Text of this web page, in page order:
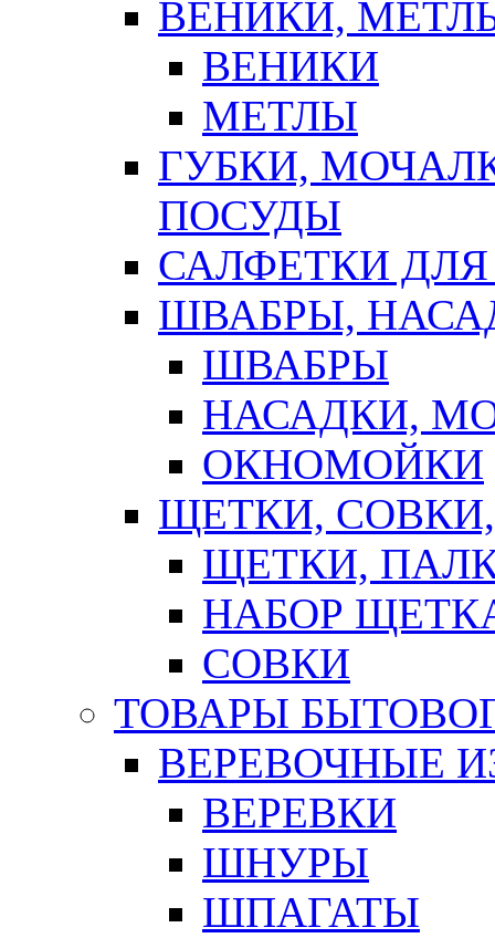
ВЕНИКИ,
ВЕНИКИ
МЕТЛЫ
ГУБКИ,
ПОСУДЫ
САЛФЕТКИ
ШВАБРЫ,
ШВАБРЫ
НАСАДКИ,
ОКНОМОЙКИ
ЩЕТКИ,
ЩЕТКИ,
НАБОР
СОВКИ
ТОВАРЫ
ВЕРЕВОЧНЫЕ
ВЕРЕВКИ
ШНУРЫ
ШПАГАТЫ